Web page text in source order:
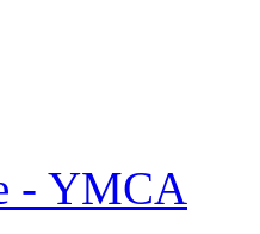
- YMCA